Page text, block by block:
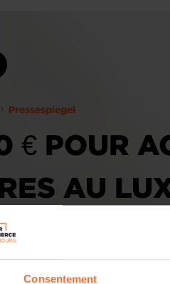
Consentement
Pressespiegel
POUR
AU